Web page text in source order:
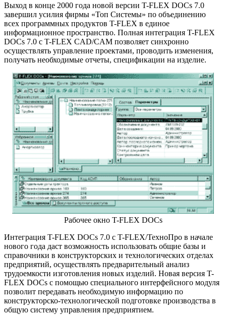
Выход в конце 2000 года новой версии T-FLEX DOCs 7.0
завершил усилия фирмы «Топ Системы» по объединению
всех программных продуктов T-FLEX в единое
информационное пространство. Полная интеграция T-FLEX
DOCs 7.0 с T-FLEX CAD/CAM позволяет синхронно
осуществлять управление проектами, проводить изменения,
получать необходимые отчеты, спецификации на изделие.
Рабочее окно T-FLEX DOCs
Интеграция T-FLEX DOCs 7.0 с T-FLEX/ТехноПро в начале
нового года даст возможность использовать общие базы и
справочники в конструкторских и технологических отделах
предприятий, осуществлять предварительный анализ
трудоемкости изготовления новых изделий. Новая версия T-
FLEX DOCs с помощью специального интерфейсного модуля
позволит передавать необходимую информацию по
конструкторско-технологической подготовке производства в
общую систему управления предприятием.